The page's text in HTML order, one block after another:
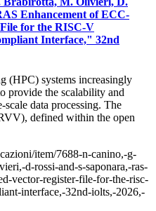
Enhancement of ECC-
for the RISC-V
Interface," 32nd
(HPC) systems increasingly
provide the scalability and
data processing. The
defined within the open
item/7688-n-canino,-g-
d-rossi-and-s-saponara,-ras-
vector-register-file-for-the-risc-
interface,-32nd-iolts,-2026,-